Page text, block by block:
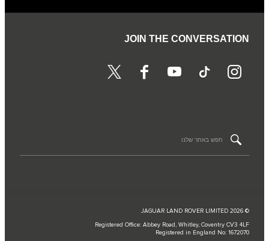
JOIN THE CONVERSATION
© JAGUAR LAND ROVER LIMITED 2026
Registered Office: Abbey Road, Whitley, Coventry CV3 4LF
Registered in England No: 1672070